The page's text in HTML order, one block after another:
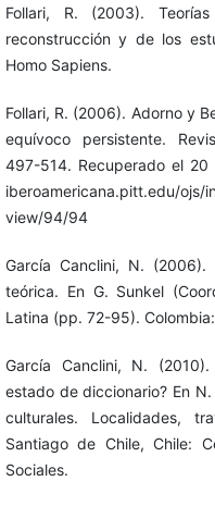
Follari, R. (2003).
reconstrucción y de los
Homo Sapiens.
Follari, R. (2006). Adorno y
equívoco persistente.
497-514. Recuperado el
iberoamericana.pitt.edu/ojs/
view/94/94
García Canclini, N. (2006).
teórica. En G. Sunkel
Latina (pp. 72-95).
García Canclini, N.
estado de diccionario? En
culturales. Localidades,
Santiago de Chile, Chile:
Sociales.